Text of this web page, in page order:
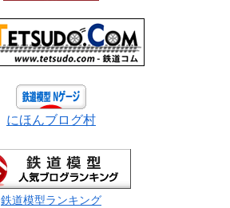
にほんブログ村
鉄道模型ランキング